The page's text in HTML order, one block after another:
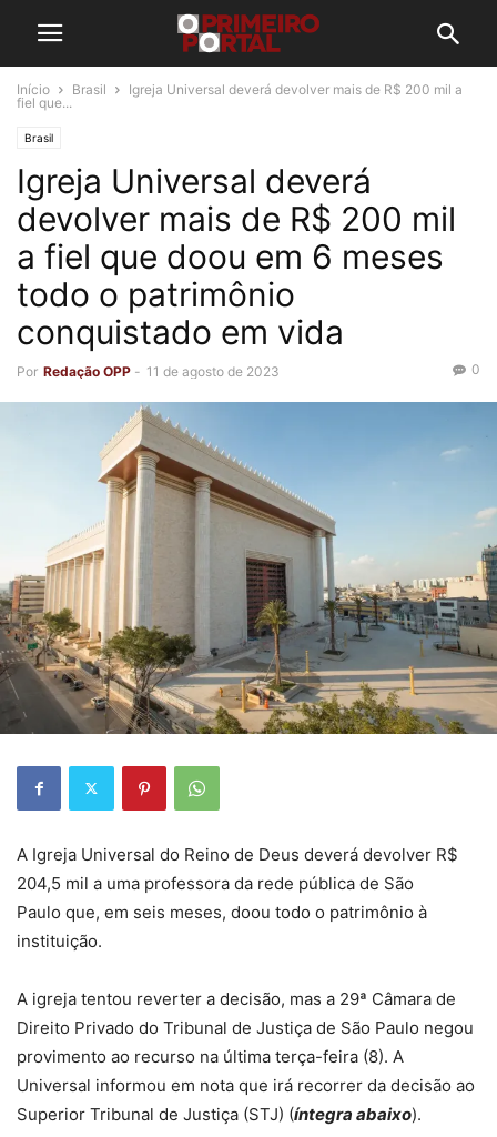
Início Brasil
Igreja Universal deverá devolver mais de R$ 200 mil a
fiel que...
Brasil
Igreja Universal deverá
devolver mais de R$ 200 mil
a fiel que doou em 6 meses
todo o patrimônio
conquistado em vida
Por Redação OPP - 11 de agosto de 2023 0
A Igreja Universal do Reino de Deus deverá devolver R$
204,5 mil a uma professora da rede pública de São
Paulo que, em seis meses, doou todo o patrimônio à
instituição.
A igreja tentou reverter a decisão, mas a 29ª Câmara de
Direito Privado do Tribunal de Justiça de São Paulo negou
provimento ao recurso na última terça-feira (8). A
Universal informou em nota que irá recorrer da decisão ao
Superior Tribunal de Justiça (STJ) (íntegra abaixo).